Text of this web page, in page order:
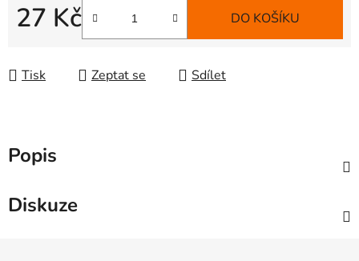
27 Kč
Měrná cena:
DO KOŠÍKU
Tisk Zeptat se Sdílet
Popis
Diskuze